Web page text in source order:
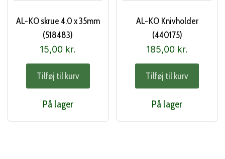
AL-KO skrue 4.0 x 35mm
(518483)
15,00 kr.
Tilføj til kurv
På lager
AL-KO Knivholder
(440175)
185,00 kr.
Tilføj til kurv
På lager